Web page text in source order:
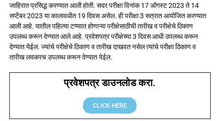
जाहिरात प्रसिद्ध करण्यात आली होती. सदर परीक्षा दिनांक 17 ऑगस्ट 2023 ते 14
सप्टेंबर 2023 या कालावधीत 19 दिवस असेल. ही परीक्षा 3 सत्रात आयोजित करण्यात
आली आहे. यातील पहिल्या टप्प्यात होणाऱ्या परीक्षेसाठीची तारीख व परीक्षेचे ठिकाण
उपलब्ध करून देण्यात आले आहे. प्रवेशपत्र परीक्षेच्या 3 दिवस आधी उपलब्ध करून
देण्यात येईल. ज्यांचे परीक्षेचे ठिकाण व तारीख दाखवत नसेल त्यांचे परीक्षा ठिकाण व
तारीख लवकरच उपलब्ध करून देण्यात येईल.
प्रवेशपत्र डाउनलोड करा.
CLICK HERE